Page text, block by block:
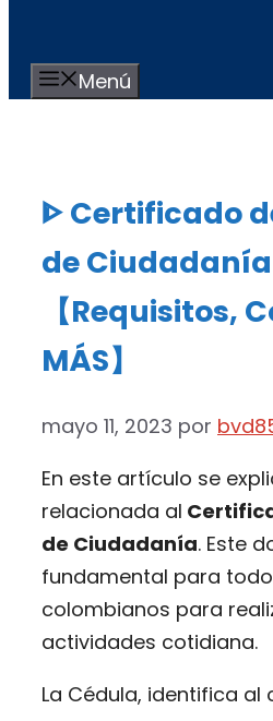
Menú
ᐈ Certificado
de Ciudadanía
【Requisitos,
MÁS】
mayo 11, 2023 por
En este artículo se
relacionada al
de Ciudadanía. Este
fundamental para
colombianos para
actividades cotidiana.
La Cédula, identifica